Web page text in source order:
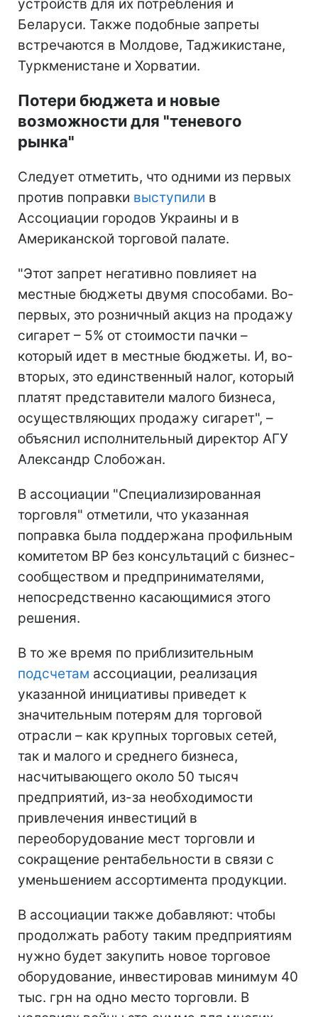
устройств для их потребления и
Беларуси. Также подобные запреты
встречаются в Молдове, Таджикистане,
Туркменистане и Хорватии.
Потери бюджета и новые
возможности для "теневого
рынка"
Следует отметить, что одними из первых
против поправки выступили в
Ассоциации городов Украины и в
Американской торговой палате.
"Этот запрет негативно повлияет на
местные бюджеты двумя способами. Во-
первых, это розничный акциз на продажу
сигарет – 5% от стоимости пачки –
который идет в местные бюджеты. И, во-
вторых, это единственный налог, который
платят представители малого бизнеса,
осуществляющих продажу сигарет", –
объяснил исполнительный директор АГУ
Александр Слобожан.
В ассоциации "Специализированная
торговля" отметили, что указанная
поправка была поддержана профильным
комитетом ВР без консультаций с бизнес-
сообществом и предпринимателями,
непосредственно касающимися этого
решения.
В то же время по приблизительным
подсчетам ассоциации, реализация
указанной инициативы приведет к
значительным потерям для торговой
отрасли – как крупных торговых сетей,
так и малого и среднего бизнеса,
насчитывающего около 50 тысяч
предприятий, из-за необходимости
привлечения инвестиций в
переоборудование мест торговли и
сокращение рентабельности в связи с
уменьшением ассортимента продукции.
В ассоциации также добавляют: чтобы
продолжать работу таким предприятиям
нужно будет закупить новое торговое
оборудование, инвестировав минимум 40
тыс. грн на одно место торговли. В